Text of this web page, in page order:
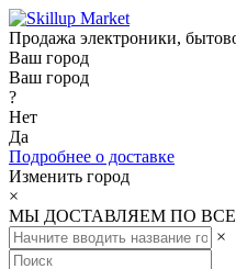
Продажа электроники,
Ваш город
Ваш город
?
Нет
Да
Подробнее о доставке
Изменить город
×
МЫ ДОСТАВЛЯЕМ ПО
×